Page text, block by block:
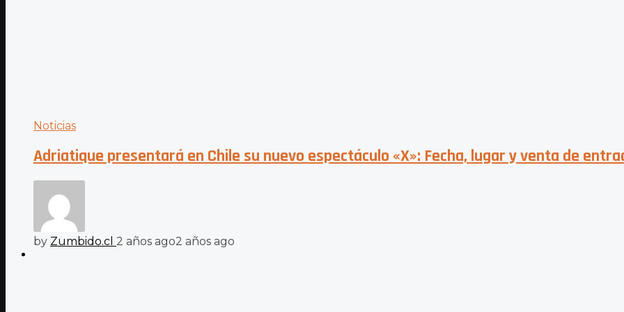
Noticias
Adriatique presentará en Chile su nuevo espectáculo «X»: Fecha, lugar y venta de
by Zumbido.cl 2 años ago2 años ago